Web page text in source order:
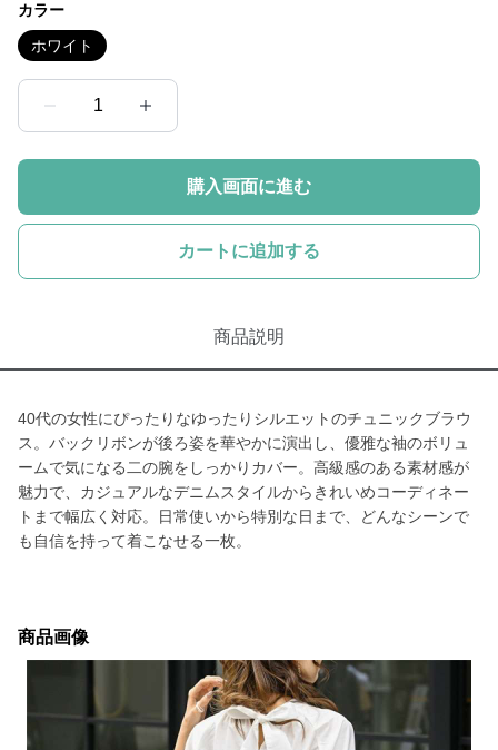
カラー
ホワイト
1
購入画面に進む
カートに追加する
商品説明
40代の女性にぴったりなゆったりシルエットのチュニックブラウ
ス。バックリボンが後ろ姿を華やかに演出し、優雅な袖のボリュ
ームで気になる二の腕をしっかりカバー。高級感のある素材感が
魅力で、カジュアルなデニムスタイルからきれいめコーディネー
トまで幅広く対応。日常使いから特別な日まで、どんなシーンで
も自信を持って着こなせる一枚。
商品画像